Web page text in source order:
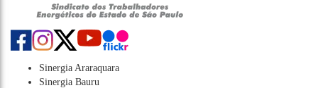
Sinergia Araraquara
Sinergia Bauru